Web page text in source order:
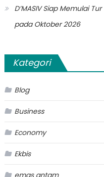
D’MASIV Siap Memulai Tur
pada Oktober 2026
Kategori
Blog
Business
Economy
Ekbis
emas antam